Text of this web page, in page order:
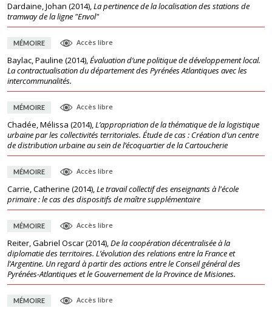
Dardaine, Johan (2014),La pertinence de la localisation des stations de
tramway de la ligne "Envol"
MÉMOIRE Accès libre
Baylac, Pauline (2014),Évaluation d’une politique de développement local.
La contractualisation du département des Pyrénées Atlantiques avec les
intercommunalités.
MÉMOIRE Accès libre
Chadée, Mélissa (2014),L’appropriation de la thématique de la logistique
urbaine par les collectivités territoriales. Étude de cas : Création d’un centre
de distribution urbaine au sein de l’écoquartier de la Cartoucherie
MÉMOIRE Accès libre
Carrie, Catherine (2014),Le travail collectif des enseignants à l'école
primaire : le cas des dispositifs de maître supplémentaire
MÉMOIRE Accès libre
Reiter, Gabriel Oscar(2014),De la coopération décentralisée à la
diplomatie des territoires. L’évolution des relations entre la France et
l’Argentine. Un regard à partir des actions entre le Conseil général des
Pyrénées-Atlantiques et le Gouvernement de la Province de Misiones.
MÉMOIRE Accès libre